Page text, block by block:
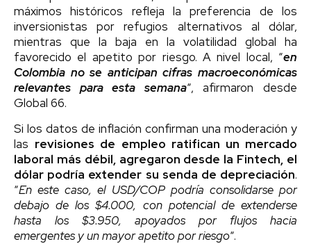
máximos históricos refleja la preferencia de los
inversionistas por refugios alternativos al dólar,
mientras que la baja en la volatilidad global ha
favorecido el apetito por riesgo. A nivel local, “en
Colombia no se anticipan cifras macroeconómicas
relevantes para esta semana“, afirmaron desde
Global 66.
Si los datos de inflación confirman una moderación y
las revisiones de empleo ratifican un mercado
laboral más débil, agregaron desde la Fintech, el
dólar podría extender su senda de depreciación.
“En este caso, el USD/COP podría consolidarse por
debajo de los $4.000, con potencial de extenderse
hasta los $3.950, apoyados por flujos hacia
emergentes y un mayor apetito por riesgo“.